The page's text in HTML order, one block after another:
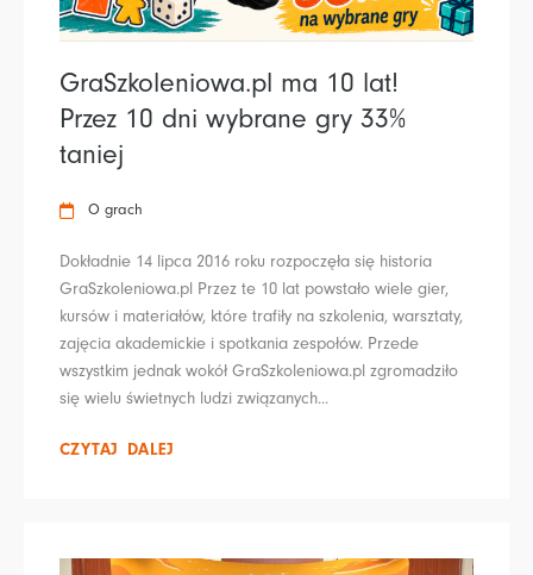
GraSzkoleniowa.pl ma 10 lat!
Przez 10 dni wybrane gry 33%
taniej
O grach
Dokładnie 14 lipca 2016 roku rozpoczęła się historia
GraSzkoleniowa.pl Przez te 10 lat powstało wiele gier,
kursów i materiałów, które trafiły na szkolenia, warsztaty,
zajęcia akademickie i spotkania zespołów. Przede
wszystkim jednak wokół GraSzkoleniowa.pl zgromadziło
się wielu świetnych ludzi związanych...
CZYTAJ DALEJ